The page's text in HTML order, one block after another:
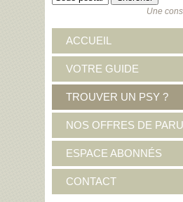
Une
ACCUEIL
VOTRE GUIDE
TROUVER UN PSY ?
NOS OFFRES DE
ESPACE ABONNÉS
CONTACT